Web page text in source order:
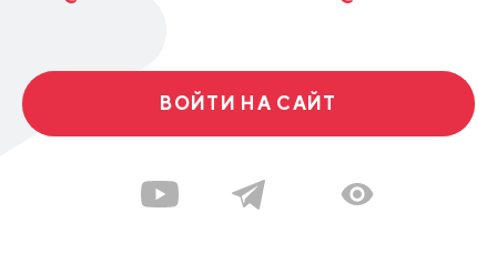
ВОЙТИ НА САЙТ